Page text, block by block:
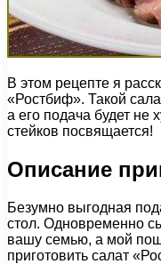
В этом рецепте я
«Ростбиф». Такой
а его подача будет не
стейков посвящается!
Описание
Безумно выгодная
стол. Одновременно
вашу семью, а мой
приготовить салат